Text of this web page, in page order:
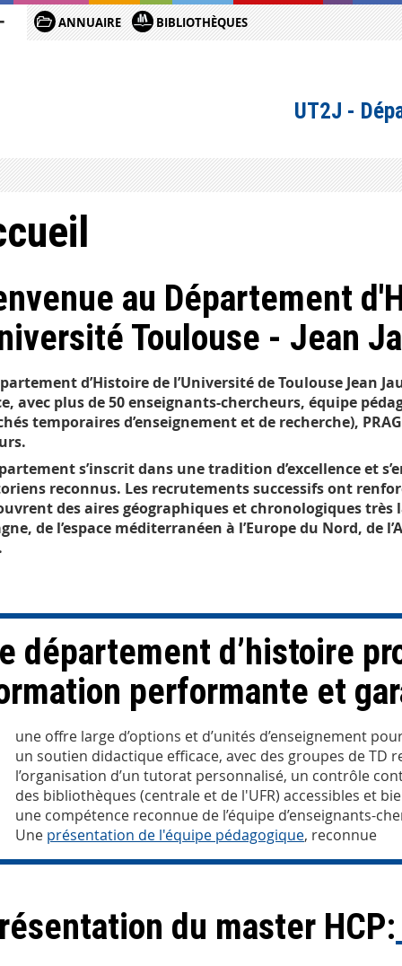
ANNUAIRE BIBLIOTHÈQUES
UT2J -
au Département
Toulouse - Jean
d’Histoire de l’Université de Toulouse Jean
avec plus de 50 enseignants-chercheurs, équipe
temporaires d’enseignement et de recherche),
s’inscrit dans une tradition d’excellence et
reconnus. Les recrutements successifs ont
des aires géographiques et chronologiques très
de l’espace méditerranéen à l’Europe du Nord, de
département d’histoire
performante et
une offre large d’options et d’unités d’enseignement
un soutien didactique efficace, avec des groupes de TD
l’organisation d’un tutorat personnalisé, un contrôle
des bibliothèques (centrale et de l'UFR) accessibles et
une compétence reconnue de l’équipe d’enseignants-
Une présentation de l'équipe pédagogique, reconnue
du master HCP: